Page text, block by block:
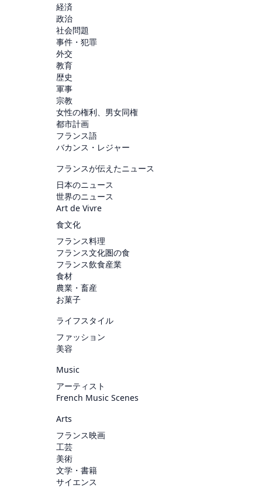
経済
政治
社会問題
事件・犯罪
外交
教育
歴史
軍事
宗教
女性の権利、男女同権
都市計画
フランス語
バカンス・レジャー
フランスが伝えたニュース
日本のニュース
世界のニュース
Art de Vivre
食文化
フランス料理
フランス文化圏の食
フランス飲食産業
食材
農業・畜産
お菓子
ライフスタイル
ファッション
美容
Music
アーティスト
French Music Scenes
Arts
フランス映画
工芸
美術
文学・書籍
サイエンス